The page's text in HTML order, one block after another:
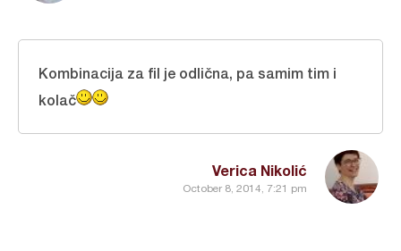
Verica Nikolić
October 8, 2014, 7:21 pm
Kombinacija za fil je odlična, pa samim tim i
kolač